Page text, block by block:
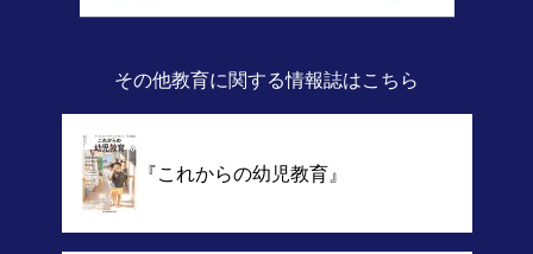
その他教育に関する情報誌はこちら
『これからの幼児教育』